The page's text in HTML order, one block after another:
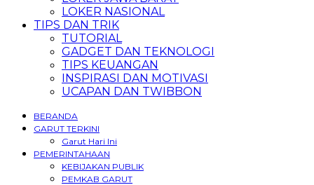
LOKER NASIONAL
TIPS DAN TRIK
TUTORIAL
GADGET DAN TEKNOLOGI
TIPS KEUANGAN
INSPIRASI DAN MOTIVASI
UCAPAN DAN TWIBBON
BERANDA
GARUT TERKINI
Garut Hari Ini
PEMERINTAHAAN
KEBIJAKAN PUBLIK
PEMKAB GARUT